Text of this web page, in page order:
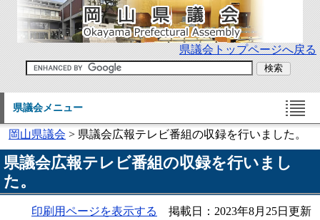
県議会トップページへ戻る
県議会メニュー
岡山県議会 > 県議会広報テレビ番組の収録を行いました。
県議会広報テレビ番組の収録を行いまし
た。
印刷用ページを表示する
掲載日：2023年8月25日更新